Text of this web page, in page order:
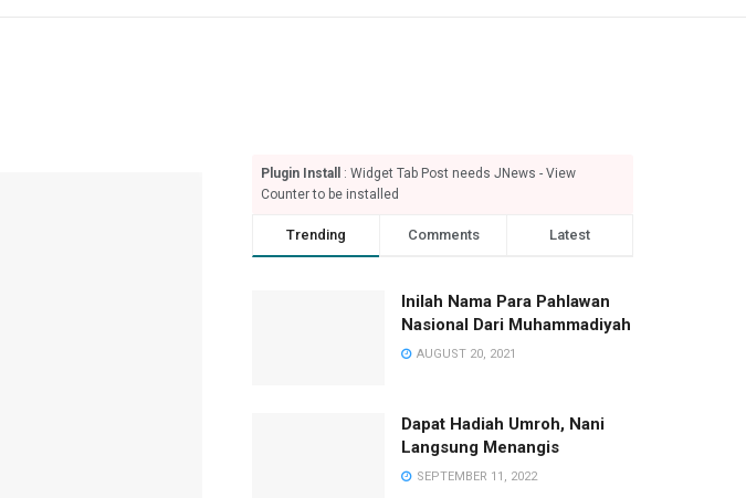
Plugin Install
: Widget Tab Post needs JNews - View
Counter to be installed
Trending Comments Latest
Inilah Nama Para Pahlawan
Nasional Dari Muhammadiyah
AUGUST 20, 2021
Dapat Hadiah Umroh, Nani
Langsung Menangis
SEPTEMBER 11, 2022